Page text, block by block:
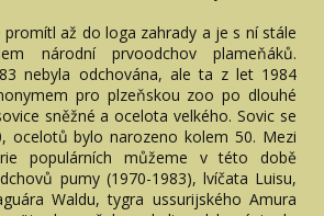
promítl až do loga zahrady a je s ní stále
národní prvoodchov plameňáků.
nebyla odchována, ale ta z let 1984
pro plzeňskou zoo po dlouhé
sněžné a ocelota velkého. Sovic se
ocelotů bylo narozeno kolem 50. Mezi
populárních můžeme v této době
pumy (1970-1983), lvíčata Luisu,
Waldu, tygra ussurijského Amura